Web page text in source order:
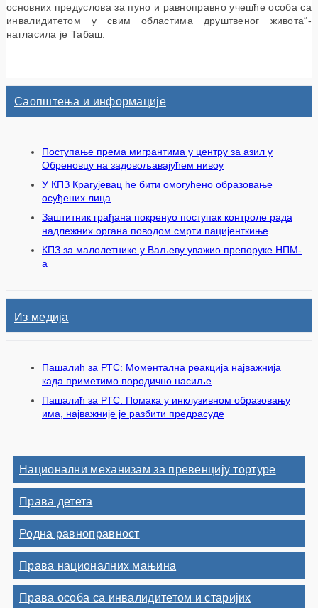
основних предуслова за пуно и равноправно учешће особа са
инвалидитетом у свим областима друштвеног живота“-
нагласила је Табаш.
Саопштења и информације
Поступање према мигрантима у центру за азил у
Обреновцу на задовољавајућем нивоу
У КПЗ Крагујевац ће бити омогућено образовање
осуђених лица
Заштитник грађана покренуо поступак контроле рада
надлежних органа поводом смрти пацијенткиње
КПЗ за малолетнике у Ваљеву уважио препоруке НПМ-
а
Из медија
Пашалић за РТС: Моментална реакција најважнија
када приметимо породично насиље
Пашалић за РТС: Помака у инклузивном образовању
има, најважније је разбити предрасуде
Национални механизам за превенцију тортуре
Права детета
Родна равноправност
Права националних мањина
Права особа са инвалидитетом и старијих